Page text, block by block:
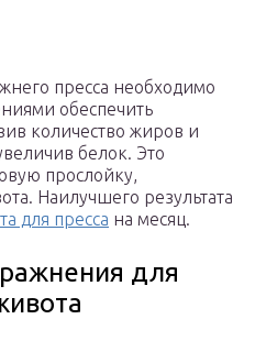
пресса необходимо
обеспечить
количество жиров и
белок. Это
прослойку,
Наилучшего результата
для пресса на месяц.
для